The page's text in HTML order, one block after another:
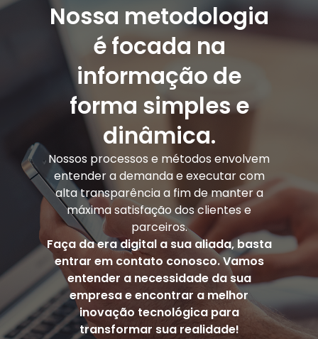
Nossa metodologia
é focada na
informação de
forma simples e
dinâmica.
Nossos processos e métodos envolvem
entender a demanda e executar com
alta transparência a fim de manter a
máxima satisfação dos clientes e
parceiros.
Faça da era digital a sua aliada, basta
entrar em contato conosco. Vamos
entender a necessidade da sua
empresa e encontrar a melhor
inovação tecnológica para
transformar sua realidade!